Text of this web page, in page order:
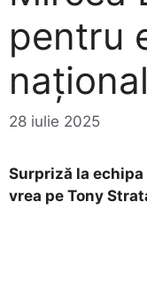
pentru
28 iulie 2025
Surpriză la
vrea pe Tony